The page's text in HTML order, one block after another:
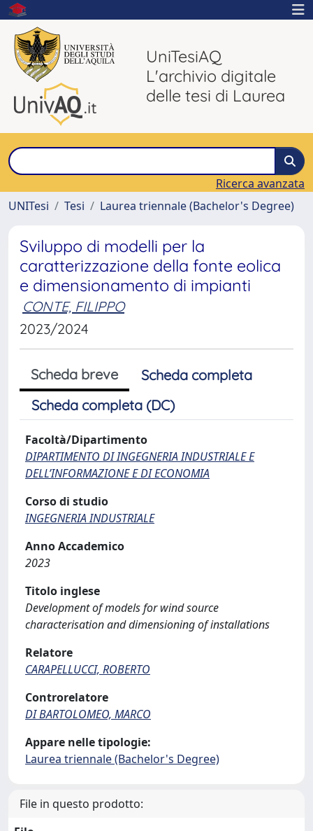
UniTesiAQ
L'archivio digitale
delle tesi di Laurea
Ricerca avanzata
UNITesi
Tesi Laurea triennale (Bachelor's Degree)
Sviluppo di modelli per la
caratterizzazione della fonte eolica
e dimensionamento di impianti
CONTE, FILIPPO
2023/2024
Scheda breve
Scheda completa
Scheda completa (DC)
Facoltà/Dipartimento
DIPARTIMENTO DI INGEGNERIA INDUSTRIALE E
DELL’INFORMAZIONE E DI ECONOMIA
Corso di studio
INGEGNERIA INDUSTRIALE
Anno Accademico
2023
Titolo inglese
Development of models for wind source
characterisation and dimensioning of installations
Relatore
CARAPELLUCCI, ROBERTO
Controrelatore
DI BARTOLOMEO, MARCO
Appare nelle tipologie:
Laurea triennale (Bachelor's Degree)
File in questo prodotto: